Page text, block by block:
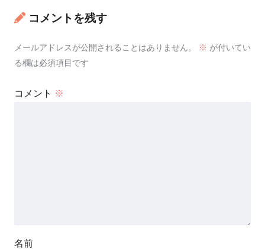
コメントを残す
メールアドレスが公開されることはありません。 ※ が付いてい
る欄は必須項目です
コメント ※
名前